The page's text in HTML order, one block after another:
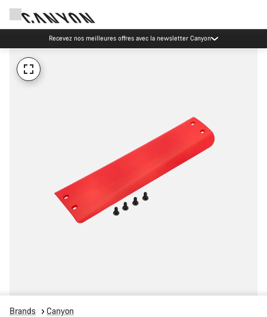
Recevez nos meilleures offres avec la newsletter Canyon
Brands Canyon